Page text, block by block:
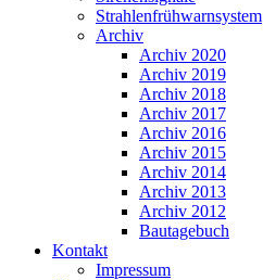
Strahlenfrühwarnsystem
Archiv
Archiv 2020
Archiv 2019
Archiv 2018
Archiv 2017
Archiv 2016
Archiv 2015
Archiv 2014
Archiv 2013
Archiv 2012
Bautagebuch
Kontakt
Impressum